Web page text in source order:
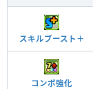
スキルブースト＋
コンボ強化